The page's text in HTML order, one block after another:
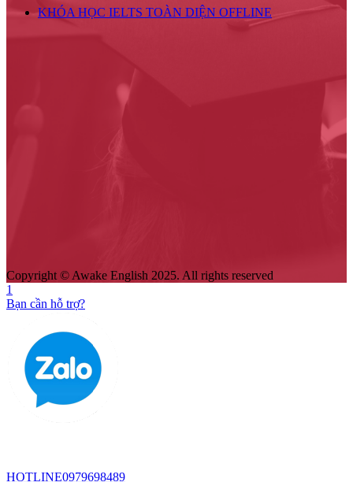
KHÓA HỌC IELTS TOÀN DIỆN OFFLINE
Copyright © Awake English 2025. All rights reserved
1
Bạn cần hỗ trợ?
HOTLINE0979698489